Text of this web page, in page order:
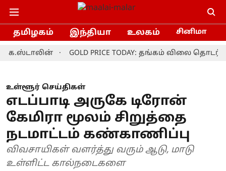
தமிழகம் இந்தியா உலகம் சினிமா
GOLD PRICE TODAY: தங்கம் விலை தொடர்ந்து
உள்ளூர் செய்திகள்
எடப்பாடி அருகே டிரோன்
கேமிரா மூலம் சிறுத்தை
நடமாட்டம் கண்காணிப்பு
விவசாயிகள் வளர்த்து வரும் ஆடு, மாடு
உள்ளிட்ட கால்நடைகளை